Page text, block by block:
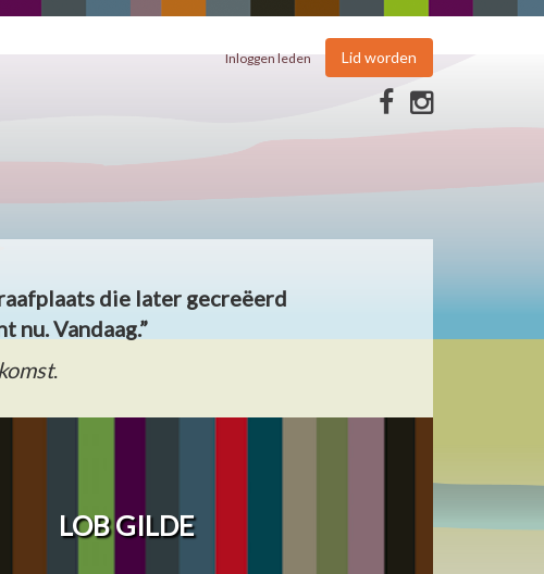
Inloggen leden Lid worden
die later gecreëerd
nu. Vandaag.”
.
LOB GILDE